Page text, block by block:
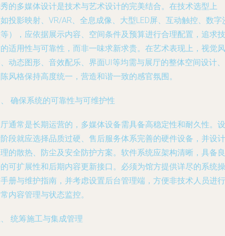
的多媒体设计是技术与艺术设计的完美结合。在技术选型上
投影映射、VR/AR、全息成像、大型LED屏、互动触控、数字
），应依据展示内容、空间条件及预算进行合理配置，追求技
适用性与可靠性，而非一味求新求贵。在艺术表现上，视觉风
动态图形、音效配乐、界面UI等均需与展厅的整体空间设计、
风格保持高度统一，营造和谐一致的感官氛围。
确保系统的可靠性与可维护性
通常是长期运营的，多媒体设备需具备高稳定性和耐久性。设
段就应选择品质过硬、售后服务体系完善的硬件设备，并设计
的散热、防尘及安全防护方案。软件系统应架构清晰，具备良
可扩展性和后期内容更新接口。必须为馆方提供详尽的系统操
册与维护指南，并考虑设置后台管理端，方便非技术人员进行
内容管理与状态监控。
统筹施工与集成管理